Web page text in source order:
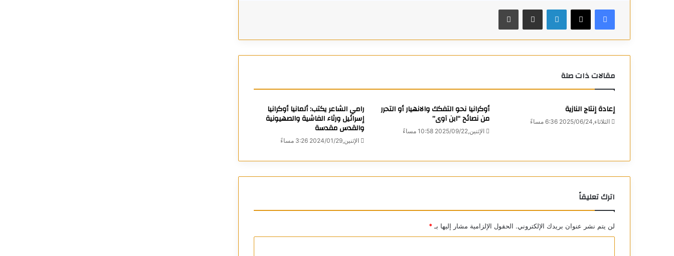
فيسبوك لينكدإن
مقالات ذات صلة
إعادة إنتاج النازية
الثلاثاء,2025/06/24 6:36 مساءً
أوكرانيا نحو التفكك والانهيار أو التحرر
من نصائح “ابن آوى”
الإثنين,2025/09/22 10:58 مساءً
رامي الشاعر يكتب: ألمانيا أوكرانيا
إسرائيل ورثاء الفاشية والصهيونية
والقدس مقدسة
الإثنين,2024/01/29 3:26 مساءً
اترك تعليقاً
لن يتم نشر عنوان بريدك الإلكتروني. الحقول الإلزامية مشار إليها بـ *